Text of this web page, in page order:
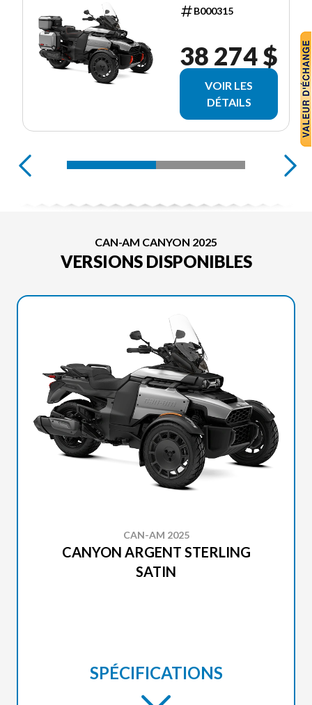
B000315
38 274 $
VOIR LES
DÉTAILS
CAN-AM CANYON 2025
VERSIONS DISPONIBLES
CAN-AM 2025
CANYON ARGENT STERLING
SATIN
SPÉCIFICATIONS